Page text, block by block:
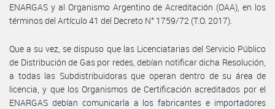
ENARGAS y al Organismo Argentino de Acreditación (OAA), en los
términos del Artículo 41 del Decreto N° 1759/72 (T.O. 2017).
Que a su vez, se dispuso que las Licenciatarias del Servicio Público
de Distribución de Gas por redes, debían notificar dicha Resolución,
a todas las Subdistribuidoras que operan dentro de su área de
licencia, y que los Organismos de Certificación acreditados por el
ENARGAS debían comunicarla a los fabricantes e importadores